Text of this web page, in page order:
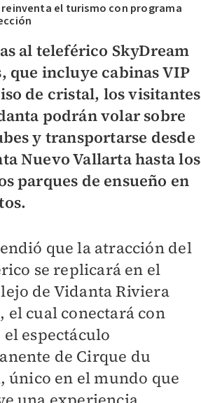
el turismo con programa
al teleférico SkyDream
que incluye cabinas VIP
de cristal, los visitantes
podrán volar sobre
y transportarse desde
Nuevo Vallarta hasta los
parques de ensueño en
que la atracción del
se replicará en el
de Vidanta Riviera
el cual conectará con
el espectáculo
de Cirque du
único en el mundo que